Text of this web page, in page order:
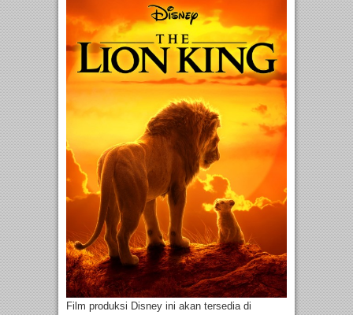
Film produksi Disney ini akan tersedia di